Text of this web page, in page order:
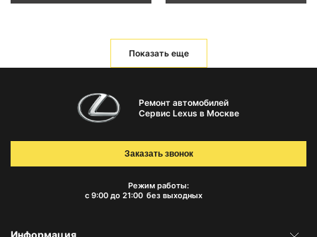
Показать еще
Ремонт автомобилей
Сервис Lexus в Москве
Режим работы:
с 9:00 до 21:00 без выходных
Заказать звонок